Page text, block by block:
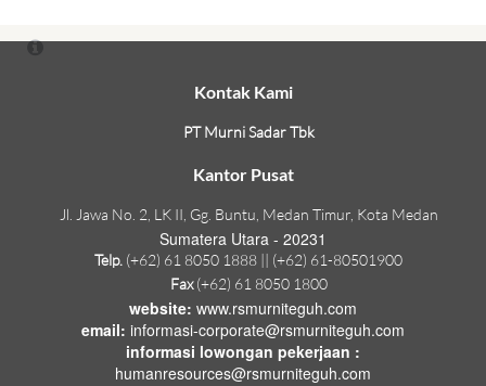
Kontak Kami
PT Murni Sadar Tbk
Kantor Pusat
Jl. Jawa No. 2, LK II, Gg. Buntu, Medan Timur, Kota Medan
Sumatera Utara - 20231
Telp. (+62) 61 8050 1888 || (+62) 61-80501900
Fax(+62) 61 8050 1800
website: www.rsmurniteguh.com
email: informasi-corporate@rsmurniteguh.com
informasi lowongan pekerjaan :
humanresources@rsmurniteguh.com